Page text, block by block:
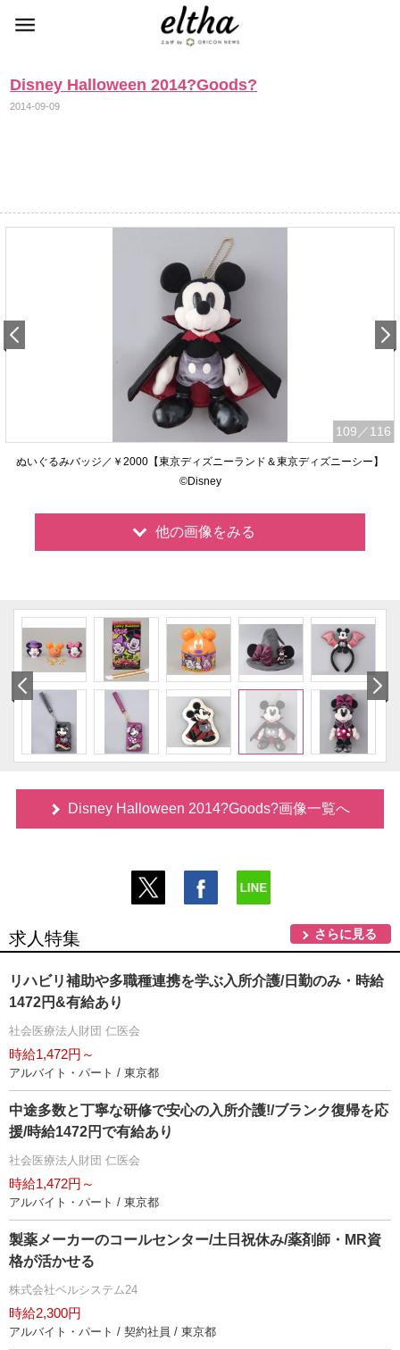
Disney Halloween 2014?Goods?
2014-09-09
109 ／116
ぬいぐるみバッジ／￥2000【東京ディズニーランド＆東京ディズニーシー】
©Disney
他の画像をみる
Disney Halloween 2014?Goods?画像一覧へ
求人特集 さらに見る
リハビリ補助や多職種連携を学ぶ入所介護/日勤のみ・時給
1472円&有給あり
社会医療法人財団 仁医会
時給1,472円～
アルバイト・パート / 東京都
中途多数と丁寧な研修で安心の入所介護!/ブランク復帰を応
援/時給1472円で有給あり
社会医療法人財団 仁医会
時給1,472円～
アルバイト・パート / 東京都
製薬メーカーのコールセンター/土日祝休み/薬剤師・MR資
格が活かせる
株式会社ベルシステム24
時給2,300円
アルバイト・パート / 契約社員 / 東京都